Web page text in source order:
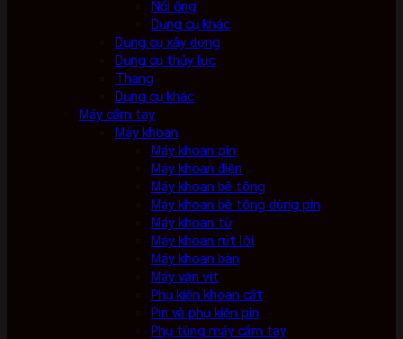
Nối ống
Dụng cụ khác
Dụng cụ xây dựng
Dụng cụ thủy lực
Thang
Dụng cụ khác
Máy cầm tay
Máy khoan
Máy khoan pin
Máy khoan điện
Máy khoan bê tông
Máy khoan bê tông dùng pin
Máy khoan từ
Máy khoan rút lõi
Máy khoan bàn
Máy vặn vít
Phụ kiện khoan cắt
Pin và phụ kiện pin
Phụ tùng máy cầm tay